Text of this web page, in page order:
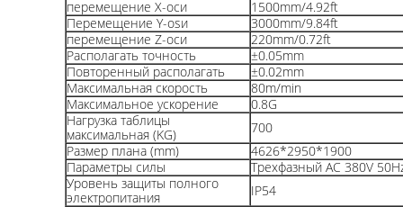
перемещение X-оси
1500mm/4.92ft
Перемещение Y-osи
3000mm/9.84ft
перемещение Z-оси
220mm/0.72ft
Располагать точность
±0.05mm
Повторенный располагать
±0.02mm
Максимальная скорость
80m/min
Максимальное ускорение
0.8G
Нагрузка таблицы
максимальная (KG)
700
Размер плана (mm)
4626*2950*1900
Параметры силы
Трехфазный AC 380V
Уровень защиты полного
электропитания
IP54